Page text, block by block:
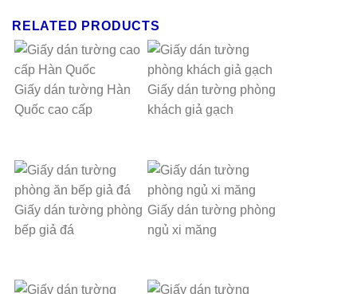
RELATED PRODUCTS
Giấy dán tường Hàn
Quốc cao cấp
Giấy dán tường phòng
khách giả gạch
Giấy dán tường phòng
bếp giả đá
Giấy dán tường phòng
ngủ xi măng